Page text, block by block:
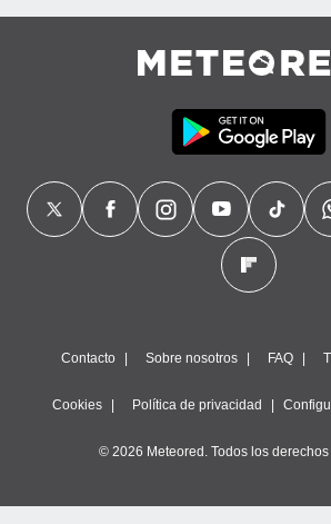
Contacto Sobre nosotros FAQ
Cookies Política de privacidad
© 2026 Meteored. Todos los